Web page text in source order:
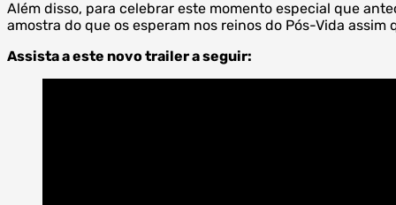
Além disso, para celebrar este momento especial que
amostra do que os esperam nos reinos do Pós-Vida
Assista a este novo trailer a seguir: